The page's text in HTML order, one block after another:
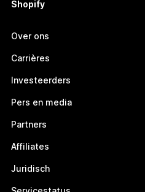
Shopify
Over ons
Carrières
Investeerders
Pers en media
Partners
Affiliates
Juridisch